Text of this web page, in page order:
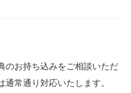
のお持ち込みをご相談いただ
常通り対応いたします。